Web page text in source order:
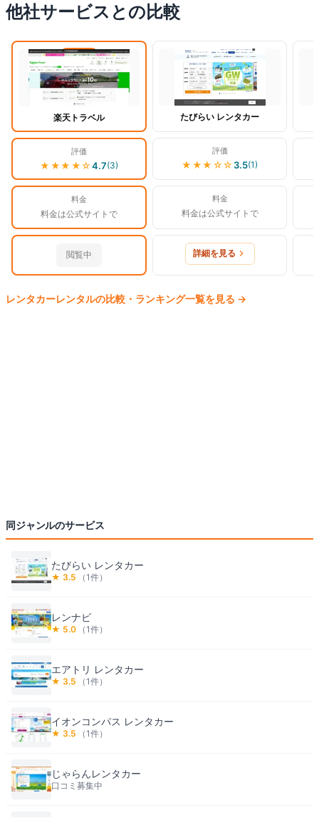
他社サービスとの比較
閲覧中
楽天トラベル たびらい レンタカー
評価
★★★★☆4.7(3)
評価
★★★ ☆☆ 3.5(1)
料金
料金は公式サイトで
料金
料金は公式サイトで
閲覧中 詳細を見る
レンタカーレンタルの比較・ランキング一覧を見る →
同ジャンルのサービス
たびらい レンタカー
★ 3.5 （1件）
レンナビ
★ 5.0 （1件）
エアトリ レンタカー
★ 3.5 （1件）
イオンコンパス レンタカー
★ 3.5 （1件）
じゃらんレンタカー
口コミ募集中